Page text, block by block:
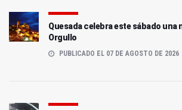
Quesada celebra este sábado una
Orgullo
PUBLICADO EL 07 DE AGOSTO DE 2026